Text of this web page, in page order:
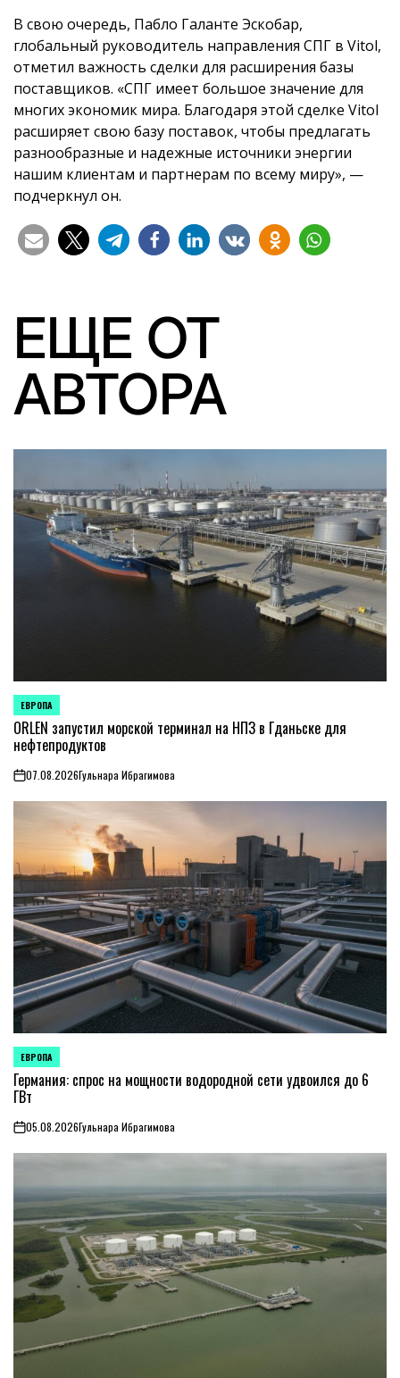
В свою очередь, Пабло Галанте Эскобар,
глобальный руководитель направления СПГ в Vitol,
отметил важность сделки для расширения базы
поставщиков. «СПГ имеет большое значение для
многих экономик мира. Благодаря этой сделке Vitol
расширяет свою базу поставок, чтобы предлагать
разнообразные и надежные источники энергии
нашим клиентам и партнерам по всему миру», —
подчеркнул он.
ЕЩЕ ОТ
АВТОРА
ОПУБЛИКОВАНО
В
ЕВРОПА
ORLEN запустил морской терминал на НПЗ в Гданьске для
нефтепродуктов
on07.08.2026Гульнара Ибрагимова
ОПУБЛИКОВАНО
В
ЕВРОПА
Германия: спрос на мощности водородной сети удвоился до 6
ГВт
on05.08.2026Гульнара Ибрагимова